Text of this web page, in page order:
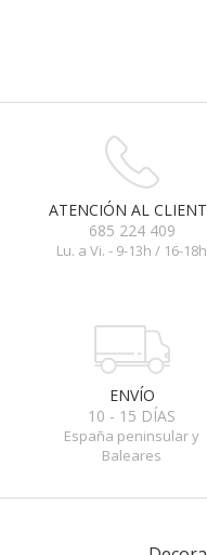
ATENCIÓN AL
685 224 409
Lu. a Vi. - 9-13h / 16-18h
ENVÍO
10 - 15 DÍAS
España peninsular y
Baleares